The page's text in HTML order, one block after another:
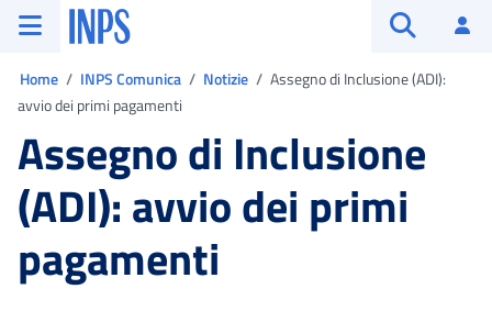
Vai al menu principale
Vai al contenuto principale
Vai al pie' di pagina
INPS ()
Home INPS Comunica Notizie
Assegno di Inclusione (ADI):
avvio dei primi pagamenti
Assegno di Inclusione
(ADI): avvio dei primi
pagamenti